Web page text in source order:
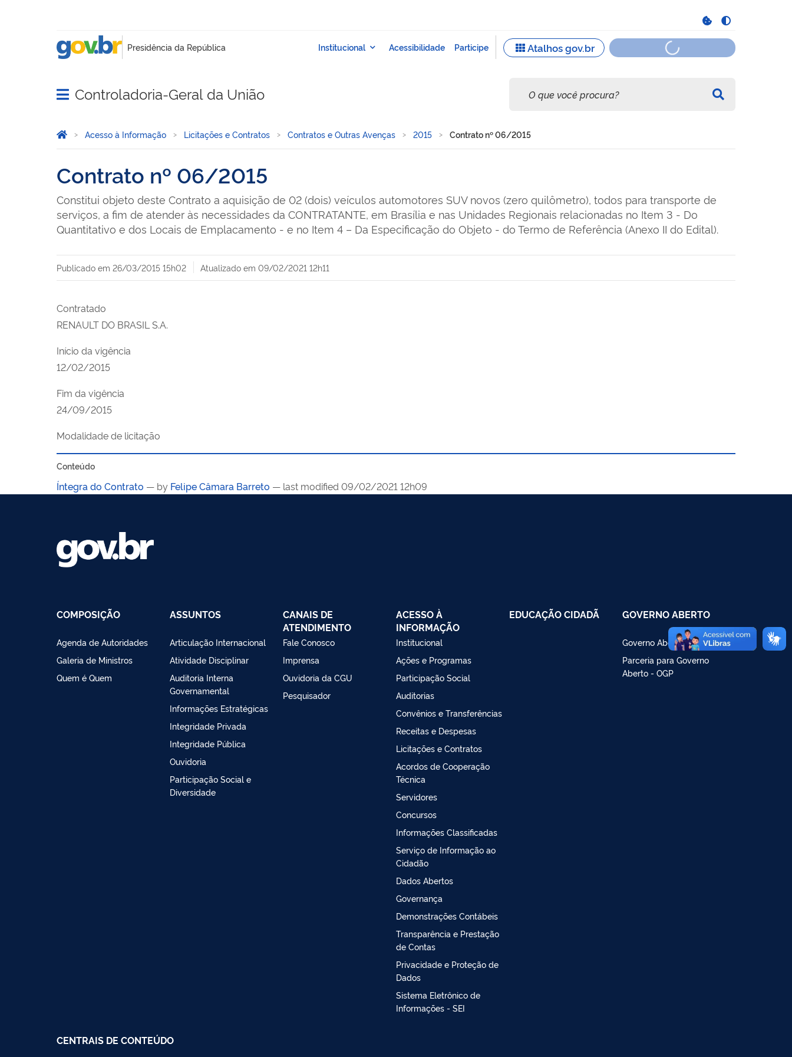
Abrir menu principal de navegação
Controladoria-Geral da União
Você está aqui:
Página Inicial
Acesso à Informação Licitações e Contratos Contratos e Outras Avenças 2015 Contrato nº 06/2015
Contrato nº 06/2015
Constitui objeto deste Contrato a aquisição de 02 (dois) veículos automotores SUV novos (zero quilômetro), todos para transporte de
serviços, a fim de atender às necessidades da CONTRATANTE, em Brasília e nas Unidades Regionais relacionadas no Item 3 - Do
Quantitativo e dos Locais de Emplacamento - e no Item 4 – Da Especificação do Objeto - do Termo de Referência (Anexo II do Edital).
Publicado em 26/03/2015 15h02 Atualizado em 09/02/2021 12h11
Contratado
RENAULT DO BRASIL S.A.
Início da vigência
12/02/2015
Fim da vigência
24/09/2015
Modalidade de licitação
Conteúdo
Íntegra do Contrato — by Felipe Câmara Barreto — last modified 09/02/2021 12h09
COMPOSIÇÃO
Agenda de Autoridades
Galeria de Ministros
Quem é Quem
ASSUNTOS
Articulação Internacional
Atividade Disciplinar
Auditoria Interna
Governamental
Informações Estratégicas
Integridade Privada
Integridade Pública
Ouvidoria
Participação Social e
Diversidade
CANAIS DE
ATENDIMENTO
Fale Conosco
Imprensa
Ouvidoria da CGU
Pesquisador
ACESSO À
INFORMAÇÃO
Institucional
Ações e Programas
Participação Social
Auditorias
Convênios e Transferências
Receitas e Despesas
Licitações e Contratos
Acordos de Cooperação
Técnica
Servidores
Concursos
Informações Classificadas
Serviço de Informação ao
Cidadão
Dados Abertos
Governança
Demonstrações Contábeis
Transparência e Prestação
de Contas
Privacidade e Proteção de
Dados
Sistema Eletrônico de
Informações - SEI
EDUCAÇÃO CIDADÃ GOVERNO ABERTO
Governo Aberto no Brasil
Parceria para Governo
Aberto - OGP
CENTRAIS DE CONTEÚDO